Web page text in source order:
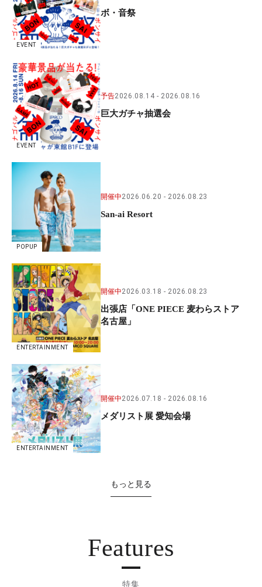
EVENT
ボ・音祭
EVENT
予告2026.08.14 2026.08.16
巨大ガチャ抽選会
POPUP
開催中2026.06.20 2026.08.23
San-ai Resort
ENTERTAINMENT
開催中2026.03.18 2026.08.23
出張店「ONE PIECE 麦わらストア
名古屋」
ENTERTAINMENT
開催中2026.07.18 2026.08.16
メダリスト展 愛知会場
もっと見る
Features
特集